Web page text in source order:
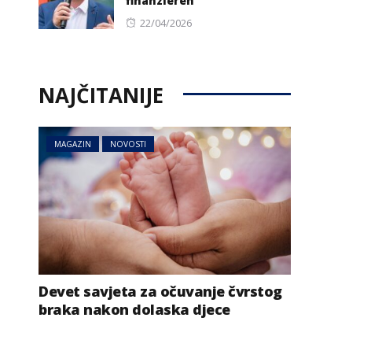
Posted
22/04/2026
NAJČITANIJE
MAGAZIN NOVOSTI
Devet savjeta za očuvanje čvrstog
braka nakon dolaska djece